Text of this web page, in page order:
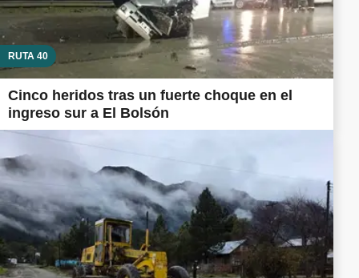
RUTA 40
Cinco heridos tras un fuerte choque en el
ingreso sur a El Bolsón